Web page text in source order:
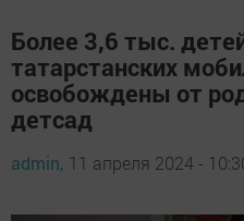
Более 3,6 тыс.
татарстанских
освобождены от
детсад
admin, 11 апреля 2024 -